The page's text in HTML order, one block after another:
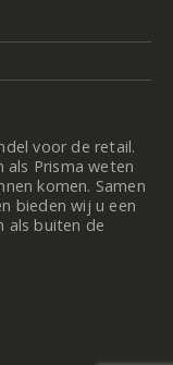
voor de retail.
als Prisma weten
komen. Samen
bieden wij u een
als buiten de